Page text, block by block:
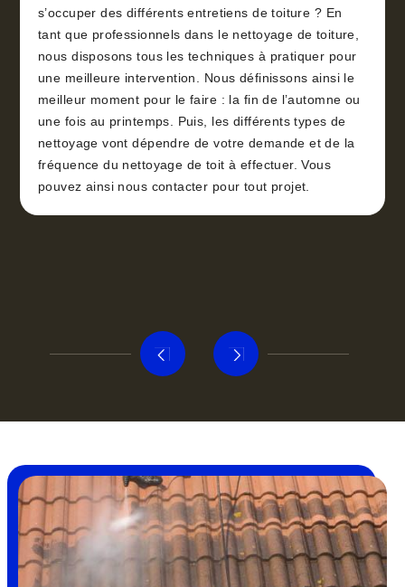
s’occuper des différents entretiens de toiture ? En
tant que professionnels dans le nettoyage de toiture,
nous disposons tous les techniques à pratiquer pour
une meilleure intervention. Nous définissons ainsi le
meilleur moment pour le faire : la fin de l’automne ou
une fois au printemps. Puis, les différents types de
nettoyage vont dépendre de votre demande et de la
fréquence du nettoyage de toit à effectuer. Vous
pouvez ainsi nous contacter pour tout projet.